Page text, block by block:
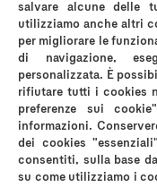
Termini &
Privacy A luci
Mappa del sito
*comparati con i normali
Reckitt Benckiser
salvare alcune delle
utilizziamo anche altri
per migliorare le
di navigazione,
personalizzata. È
rifiutare tutti i cookies
preferenze sui
informazioni.
dei cookies
consentiti, sulla base
su come utilizziamo i